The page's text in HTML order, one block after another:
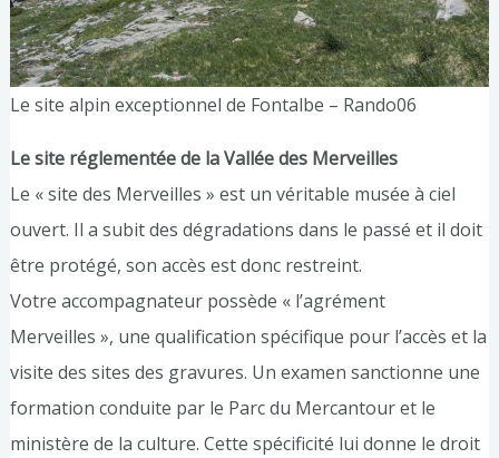
Le site alpin exceptionnel de Fontalbe – Rando06
Le site réglementée de la Vallée des Merveilles
Le « site des Merveilles » est un véritable musée à ciel
ouvert. Il a subit des dégradations dans le passé et il doit
être protégé, son accès est donc restreint.
Votre accompagnateur possède « l’agrément
Merveilles », une qualification spécifique pour l’accès et la
visite des sites des gravures. Un examen sanctionne une
formation conduite par le Parc du Mercantour et le
ministère de la culture. Cette spécificité lui donne le droit